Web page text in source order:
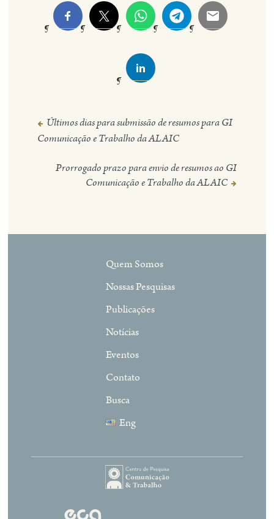
Navegação
Post
Últimos dias para submissão de resumos para GI
Comunicação e Trabalho da ALAIC
Prorrogado prazo para envio de resumos ao GI
Comunicação e Trabalho da ALAIC
Quem Somos
Nossas Pesquisas
Publicações
Notícias
Eventos
Contato
Busca
Eng